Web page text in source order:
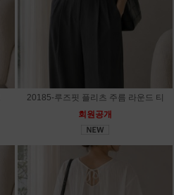
20185-루즈핏 플리츠 주름 라운드 티
회원공개